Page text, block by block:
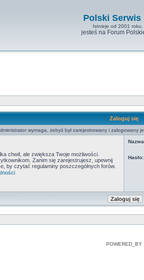
Polski Serwis
Istnieje od 2001 roku.
jesteś na Forum
Zaloguj się
wymaga, żebyś był zarejestrowany i zalogowany
chwil, ale zwiększa Twoje możliwości.
Zanim się zarejestrujesz, upewnij
by czytać regulaminy poszczególnych forów.
Hasło:
POWERED_BY